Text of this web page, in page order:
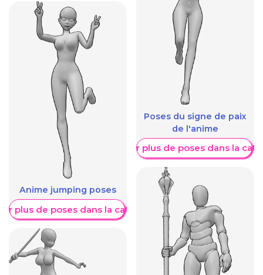
Anime jumping poses
plus de poses dans la catégorie
Poses du signe de paix
de l'anime
Afficher plus de poses dans la